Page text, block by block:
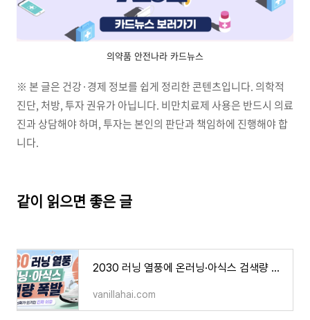
의약품 안전나라 카드뉴스
※ 본 글은 건강·경제 정보를 쉽게 정리한 콘텐츠입니다. 의학적
진단, 처방, 투자 권유가 아닙니다. 비만치료제 사용은 반드시 의료
진과 상담해야 하며, 투자는 본인의 판단과 책임하에 진행해야 합
니다.
같이 읽으면 좋은 글
2030 러닝 열풍에 온러닝·아식스 검색량 폭발｜요즘 러닝화가 인기인 진짜 이유
vanillahai.com